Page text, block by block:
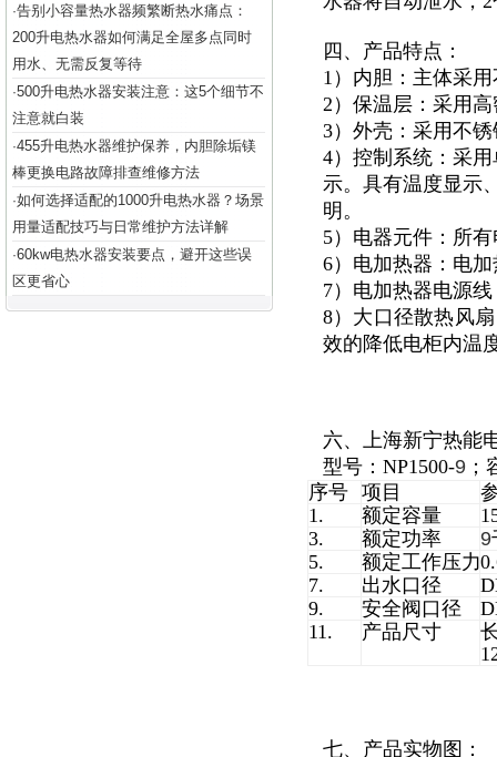
·告别小容量热水器频繁断热水痛点：
200升电热水器如何满足全屋多点同时
用水、无需反复等待
·500升电热水器安装注意：这5个细节不
注意就白装
·455升电热水器维护保养，内胆除垢镁
棒更换电路故障排查维修方法
·如何选择适配的1000升电热水器？场景
用量适配技巧与日常维护方法详解
·60kw电热水器安装要点，避开这些误
区更省心
四、产品特点：
1）内胆：主体采
2）保温层：采用
3）外壳：采用不
4）控制系统：采
示。具有温度显示
明。
5）电器元件：所
6）电加热器：电
7）电加热器电源
8）大口径散热风
效的降低电柜内温
六、上海新宁热能
型号：NP1500-9
序号
项目
1.
额定容量
3.
额定功率 9
5.
额定工作压力
7.
出水口径
9.
安全阀口径
11.
产品尺寸
七、产品实物图：